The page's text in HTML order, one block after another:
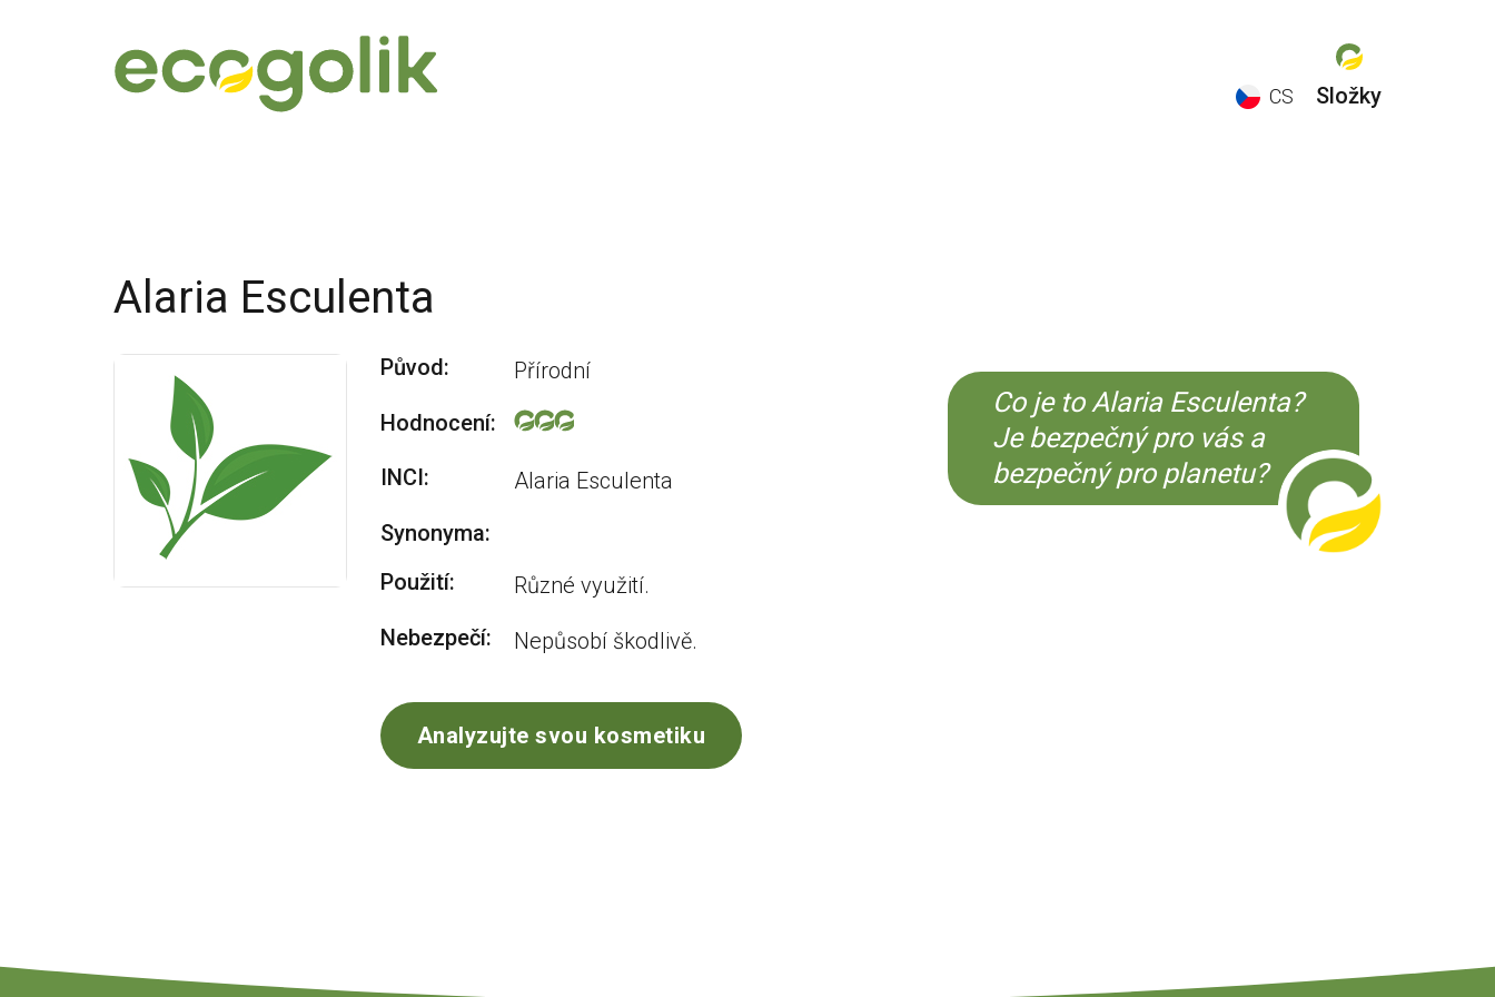
CS
Složky
Co je to Alaria Esculenta?
Je bezpečný pro vás a
bezpečný pro planetu?
Alaria Esculenta
Původ:
Přírodní
Hodnocení:
INCI:
Alaria Esculenta
Synonyma:
Použití:
Různé využití.
Nebezpečí:
Nepůsobí škodlivě.
Analyzujte svou kosmetiku